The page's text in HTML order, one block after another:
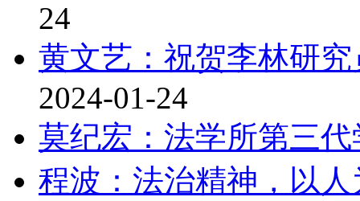
24
黄文艺：祝贺李林研
2024-01-24
莫纪宏：法学所第三
程波：法治精神，以人